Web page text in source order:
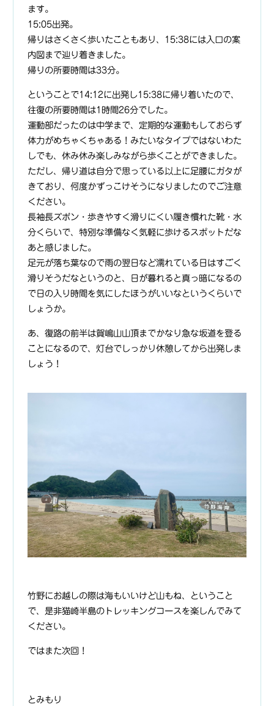
ます。
15:05出発。
帰りはさくさく歩いたこともあり、15:38には入口の案
内図まで辿り着きました。
帰りの所要時間は33分。
ということで14:12に出発し15:38に帰り着いたので、
往復の所要時間は1時間26分でした。
運動部だったのは中学まで、定期的な運動もしておらず
体力がめちゃくちゃある！みたいなタイプではないわた
しでも、休み休み楽しみながら歩くことができました。
ただし、帰り道は自分で思っている以上に足腰にガタが
きており、何度かずっこけそうになりましたのでご注意
ください。
長袖長ズボン・歩きやすく滑りにくい履き慣れた靴・水
分くらいで、特別な準備なく気軽に歩けるスポットだな
あと感じました。
足元が落ち葉なので雨の翌日など濡れている日はすごく
滑りそうだなというのと、日が暮れると真っ暗になるの
で日の入り時間を気にしたほうがいいなというくらいで
しょうか。
あ、復路の前半は賀嶋山山頂までかなり急な坂道を登る
ことになるので、灯台でしっかり休憩してから出発しま
しょう！
竹野にお越しの際は海もいいけど山もね、ということ
で、是非猫崎半島のトレッキングコースを楽しんでみて
ください。
ではまた次回！
とみもり